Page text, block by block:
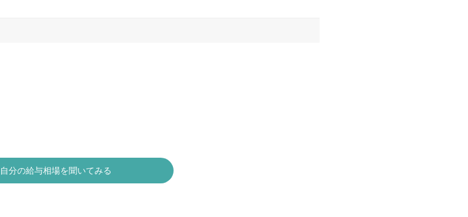
自分の給与相場を聞いてみる